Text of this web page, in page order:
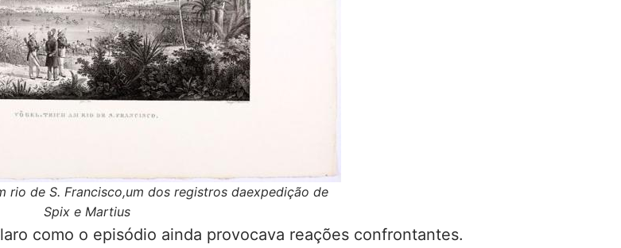
rio de S. Francisco,um dos registros daexpedição de
Spix e Martius
como o episódio ainda provocava reações confrontantes.